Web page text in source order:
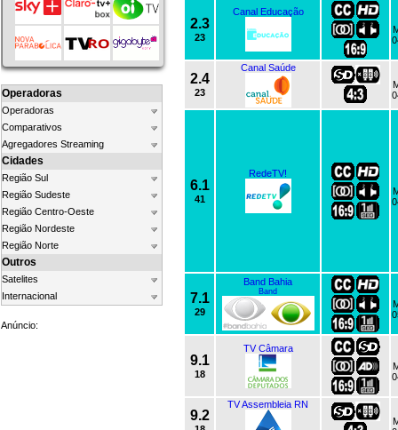
Operadoras
Operadoras
Comparativos
Agregadores Streaming
Cidades
Região Sul
Região Sudeste
Região Centro-Oeste
Região Nordeste
Região Norte
Outros
Satelites
Internacional
Anúncio:
2.3
23
Canal Educação
2.4
23
Canal Saúde
6.1
41
RedeTV!
7.1
29
Band Bahia
Band
9.1
18
TV Câmara
9.2
TV Assembleia RN